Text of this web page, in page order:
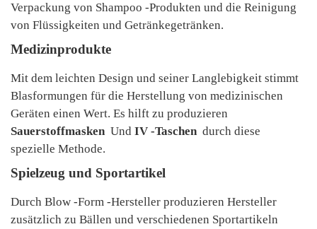
Verpackung von Shampoo -Produkten und die Reinigung
von Flüssigkeiten und Getränkegetränken.
Medizinprodukte
Mit dem leichten Design und seiner Langlebigkeit stimmt
Blasformungen für die Herstellung von medizinischen
Geräten einen Wert. Es hilft zu produzieren
Sauerstoffmasken Und IV -Taschen durch diese
spezielle Methode.
Spielzeug und Sportartikel
Durch Blow -Form -Hersteller produzieren Hersteller
zusätzlich zu Bällen und verschiedenen Sportartikeln